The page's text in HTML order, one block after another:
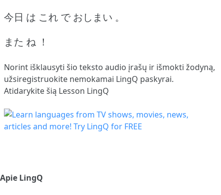
今日 は これ で おしまい 。
また ね ！
Norint išklausyti šio teksto audio įrašų ir išmokti žodyną,
užsiregistruokite nemokamai LingQ paskyrai.
Atidarykite šią Lesson LingQ
Apie LingQ